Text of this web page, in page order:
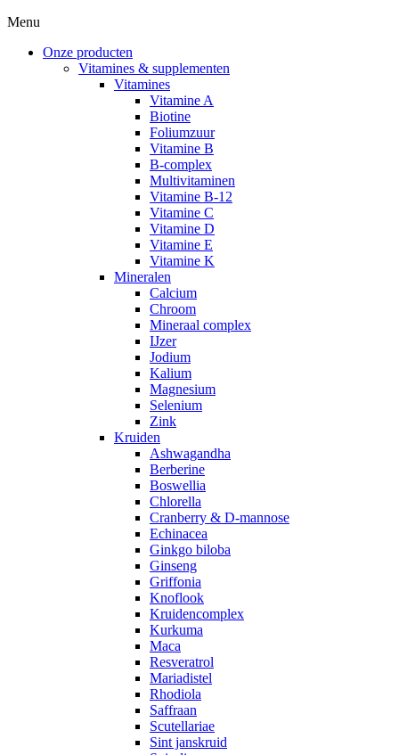
Menu
Onze producten
Vitamines & supplementen
Vitamines
Vitamine A
Biotine
Foliumzuur
Vitamine B
B-complex
Multivitaminen
Vitamine B-12
Vitamine C
Vitamine D
Vitamine E
Vitamine K
Mineralen
Calcium
Chroom
Mineraal complex
IJzer
Jodium
Kalium
Magnesium
Selenium
Zink
Kruiden
Ashwagandha
Berberine
Boswellia
Chlorella
Cranberry & D-mannose
Echinacea
Ginkgo biloba
Ginseng
Griffonia
Knoflook
Kruidencomplex
Kurkuma
Maca
Resveratrol
Mariadistel
Rhodiola
Saffraan
Scutellariae
Sint janskruid